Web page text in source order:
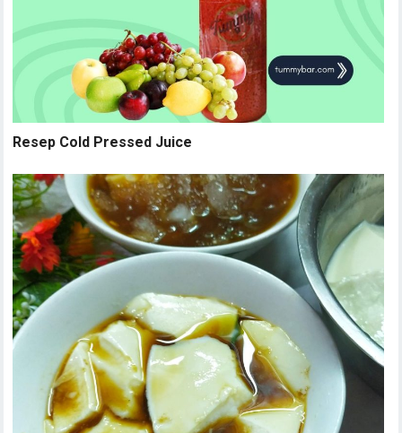
Resep Cold Pressed Juice